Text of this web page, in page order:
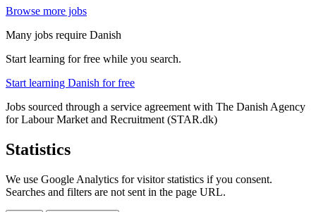
Browse more jobs
Many jobs require Danish
Start learning for free while you search.
Start learning Danish for free
Jobs sourced through a service agreement with The Danish Agency
for Labour Market and Recruitment (STAR.dk)
Statistics
We use Google Analytics for visitor statistics if you consent.
Searches and filters are not sent in the page URL.